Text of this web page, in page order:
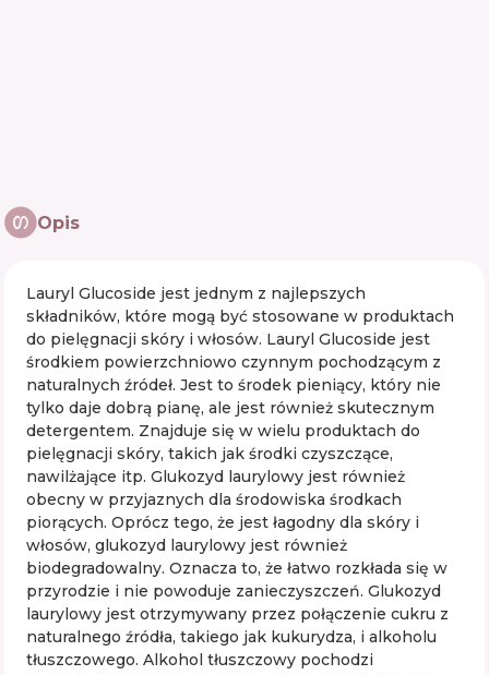
Opis
Lauryl Glucoside jest jednym z najlepszych
składników, które mogą być stosowane w produktach
do pielęgnacji skóry i włosów. Lauryl Glucoside jest
środkiem powierzchniowo czynnym pochodzącym z
naturalnych źródeł. Jest to środek pieniący, który nie
tylko daje dobrą pianę, ale jest również skutecznym
detergentem. Znajduje się w wielu produktach do
pielęgnacji skóry, takich jak środki czyszczące,
nawilżające itp. Glukozyd laurylowy jest również
obecny w przyjaznych dla środowiska środkach
piorących. Oprócz tego, że jest łagodny dla skóry i
włosów, glukozyd laurylowy jest również
biodegradowalny. Oznacza to, że łatwo rozkłada się w
przyrodzie i nie powoduje zanieczyszczeń. Glukozyd
laurylowy jest otrzymywany przez połączenie cukru z
naturalnego źródła, takiego jak kukurydza, i alkoholu
tłuszczowego. Alkohol tłuszczowy pochodzi